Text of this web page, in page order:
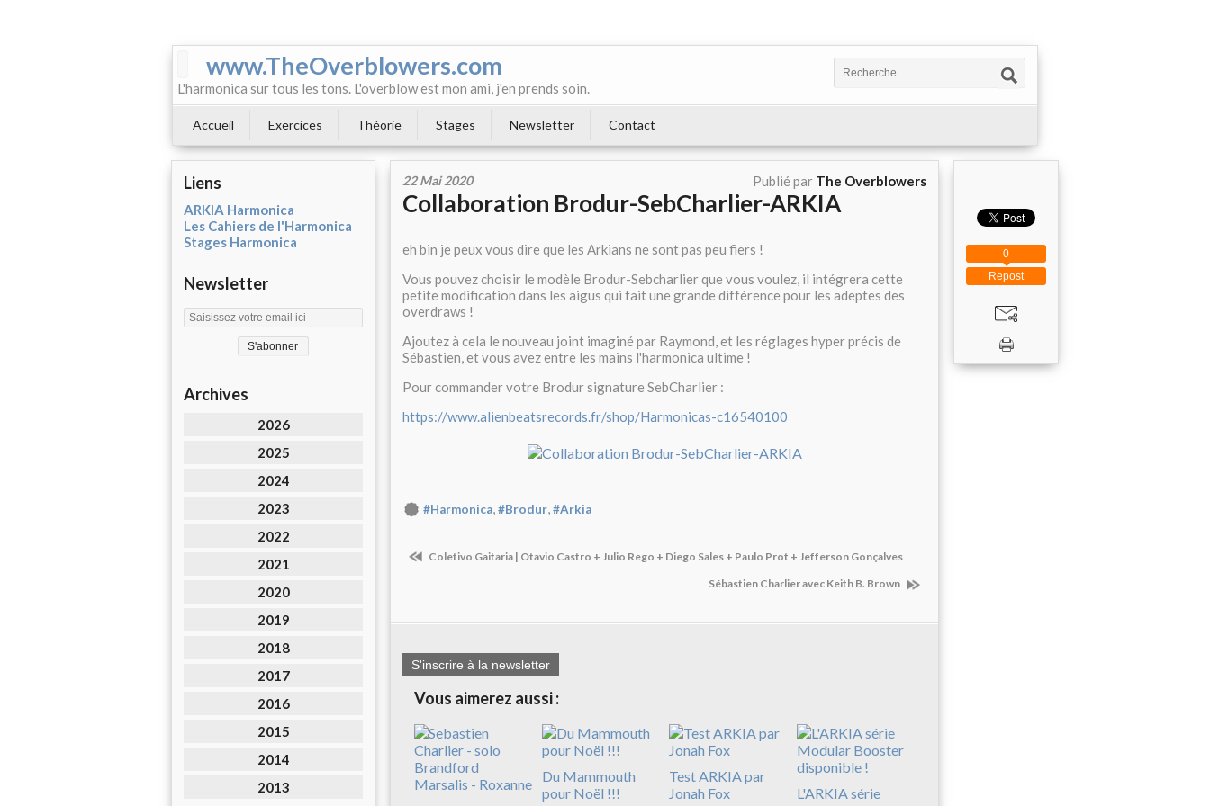
www.TheOverblowers.com
L'harmonica sur tous les tons. L'overblow est mon ami, j'en prends soin.
Accueil Exercices Théorie Stages Newsletter Contact
Liens
ARKIA Harmonica
Les Cahiers de l'Harmonica
Stages Harmonica
Newsletter
Archives
2026
2025
2024
2023
2022
2021
2020
2019
2018
2017
2016
2015
2014
2013
22 Mai 2020 Publié par The Overblowers
Collaboration Brodur-SebCharlier-ARKIA
eh bin je peux vous dire que les Arkians ne sont pas peu fiers !
Vous pouvez choisir le modèle Brodur-Sebcharlier que vous voulez, il intégrera cette
petite modification dans les aigus qui fait une grande différence pour les adeptes des
overdraws !
Ajoutez à cela le nouveau joint imaginé par Raymond, et les réglages hyper précis de
Sébastien, et vous avez entre les mains l'harmonica ultime !
Pour commander votre Brodur signature SebCharlier :
https://www.alienbeatsrecords.fr/shop/Harmonicas-c16540100
#Harmonica,#Brodur,#Arkia
Coletivo Gaitaria | Otavio Castro + Julio Rego + Diego Sales + Paulo Prot + Jefferson Gonçalves
Sébastien Charlier avec Keith B. Brown
S'inscrire à la newsletter
Vous aimerez aussi :
Du Mammouth
pour Noël !!!
Test ARKIA par
Jonah Fox
L'ARKIA série
Repost
0